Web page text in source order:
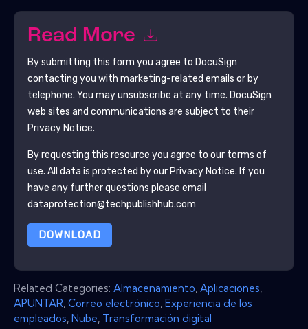
Read More
By submitting this form you agree to DocuSign
contacting you with marketing-related emails or by
telephone. You may unsubscribe at any time. DocuSign
web sites and communications are subject to their
Privacy Notice.
By requesting this resource you agree to our terms of
use. All data is protected by our Privacy Notice. If you
have any further questions please email
dataprotection@techpublishhub.com
DOWNLOAD
Related Categories: Almacenamiento Aplicaciones
APUNTAR Correo electrónico Experiencia de los
empleados Nube Transformación digital